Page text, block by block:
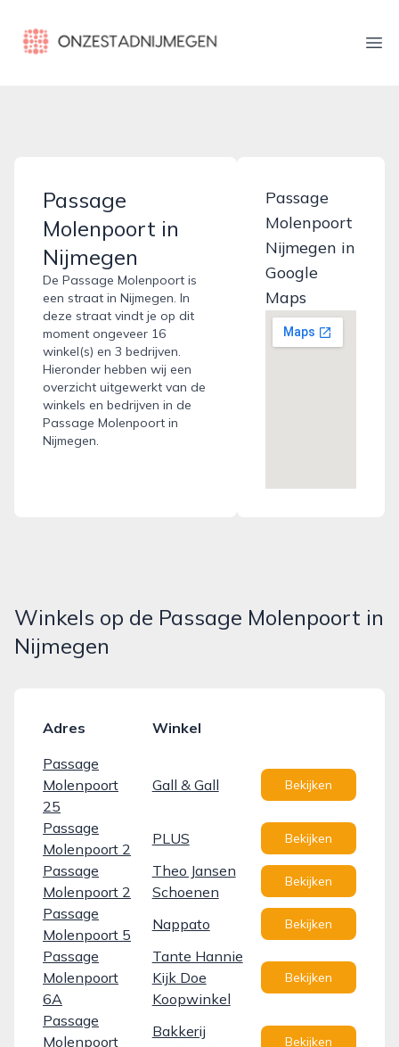
onzestadnijmegen.nl
Passage
Molenpoort in
Nijmegen
De Passage Molenpoort is
een straat in Nijmegen. In
deze straat vindt je op dit
moment ongeveer 16
winkel(s) en 3 bedrijven.
Hieronder hebben wij een
overzicht uitgewerkt van de
winkels en bedrijven in de
Passage Molenpoort in
Nijmegen.
Passage
Molenpoort
Nijmegen in
Google
Maps
Winkels op de Passage Molenpoort in
Nijmegen
Adres
Winkel
Passage
Molenpoort
25
Gall & Gall Bekijken
Passage
Molenpoort 2
PLUS Bekijken
Passage
Molenpoort 2
Theo Jansen
Schoenen
Bekijken
Passage
Molenpoort 5
Nappato Bekijken
Passage
Molenpoort
6A
Tante Hannie
Kijk Doe
Koopwinkel
Bekijken
Passage
Molenpoort
Bakkerij
Bekijken